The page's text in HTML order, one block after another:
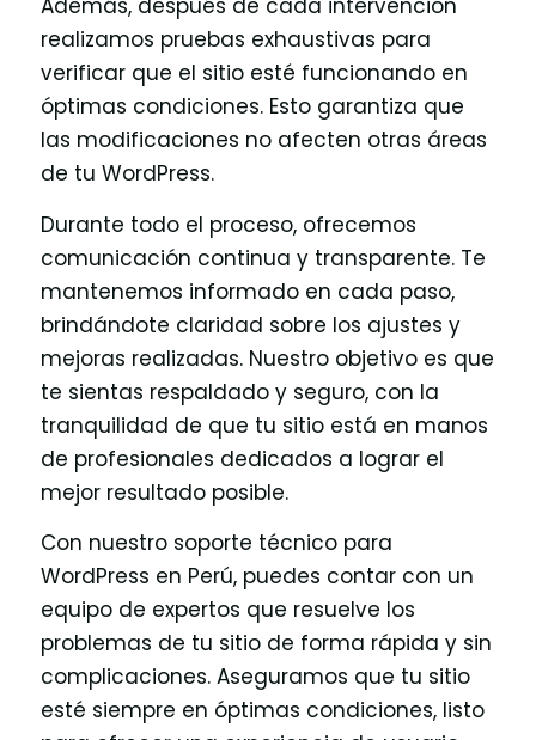
Además, después de cada intervención
realizamos pruebas exhaustivas para
verificar que el sitio esté funcionando en
óptimas condiciones. Esto garantiza que
las modificaciones no afecten otras áreas
de tu WordPress.
Durante todo el proceso, ofrecemos
comunicación continua y transparente. Te
mantenemos informado en cada paso,
brindándote claridad sobre los ajustes y
mejoras realizadas. Nuestro objetivo es que
te sientas respaldado y seguro, con la
tranquilidad de que tu sitio está en manos
de profesionales dedicados a lograr el
mejor resultado posible.
Con nuestro soporte técnico para
WordPress en Perú, puedes contar con un
equipo de expertos que resuelve los
problemas de tu sitio de forma rápida y sin
complicaciones. Aseguramos que tu sitio
esté siempre en óptimas condiciones, listo